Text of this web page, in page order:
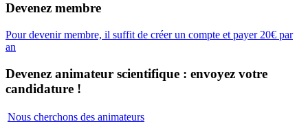
Devenez membre
Pour devenir membre, il suffit de créer un compte et payer 20€ par
an
Devenez animateur scientifique : envoyez votre
candidature !
Nous cherchons des animateurs